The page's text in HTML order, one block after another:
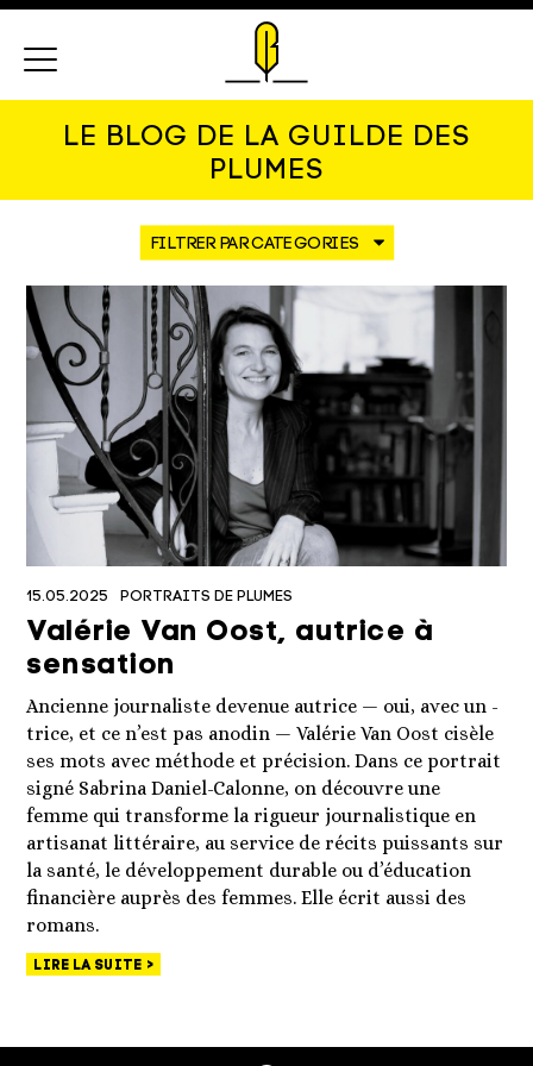
LE BLOG DE LA GUILDE DES
PLUMES
15.05.2025 PORTRAITS DE PLUMES
Valérie Van Oost, autrice à
sensation
Ancienne journaliste devenue autrice — oui, avec un -
trice, et ce n’est pas anodin — Valérie Van Oost cisèle
ses mots avec méthode et précision. Dans ce portrait
signé Sabrina Daniel-Calonne, on découvre une
femme qui transforme la rigueur journalistique en
artisanat littéraire, au service de récits puissants sur
la santé, le développement durable ou d’éducation
financière auprès des femmes. Elle écrit aussi des
romans.
LIRE LA SUITE